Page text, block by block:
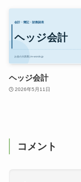
ヘッジ会計
2026年5月11日
コメント